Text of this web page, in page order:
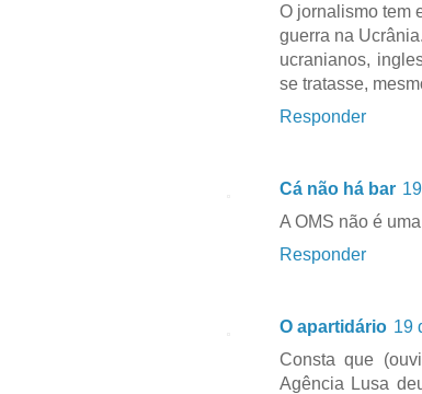
O jornalismo tem
guerra na
ucranianos,
se tratasse,
Responder
Cá não há bar
A OMS não é
Responder
O apartidário 19
Consta que
Agência Lusa